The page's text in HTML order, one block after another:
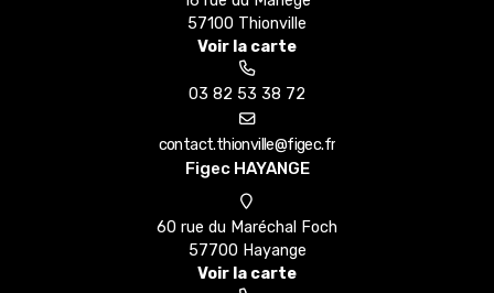
57100 Thionville
Voir la carte
03 82 53 38 72
Figec HAYANGE
60 rue du Maréchal Foch
57700 Hayange
Voir la carte